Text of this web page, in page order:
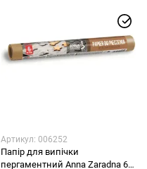
Артикул: 006252
Папір для випічки
пергаментний Anna Zaradna 6